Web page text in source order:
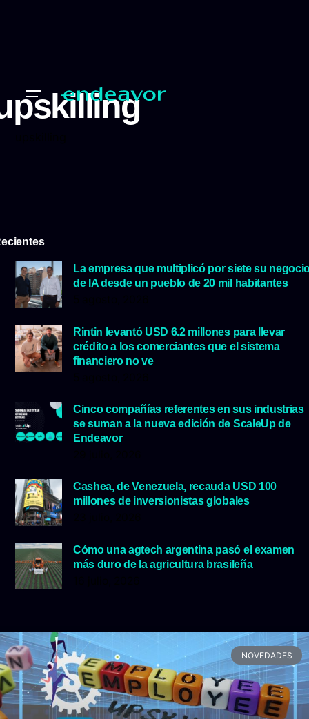
La empresa que multiplicó por siete su
de IA desde un pueblo de 20 mil habitantes
Rintin levantó USD 6.2 millones para llevar
crédito a los comerciantes que el sistema
financiero no ve
Cinco compañías referentes en sus industrias
se suman a la nueva edición de ScaleUp de
Endeavor
Cashea, de Venezuela, recauda USD 100
millones de inversionistas globales
Cómo una agtech argentina pasó el examen
más duro de la agricultura brasileña
NOVEDADES